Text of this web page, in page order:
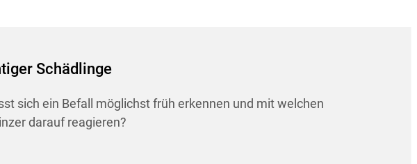
Schädlinge
sich ein Befall möglichst früh erkennen und mit welchen
darauf reagieren?